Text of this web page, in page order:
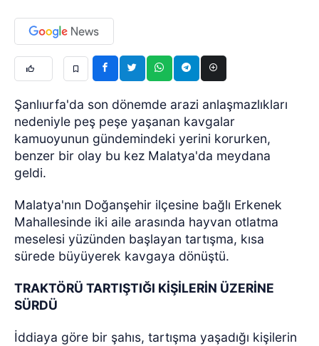
Şanlıurfa'da son dönemde arazi anlaşmazlıkları
nedeniyle peş peşe yaşanan kavgalar
kamuoyunun gündemindeki yerini korurken,
benzer bir olay bu kez Malatya'da meydana
geldi.
Malatya'nın Doğanşehir ilçesine bağlı Erkenek
Mahallesinde iki aile arasında hayvan otlatma
meselesi yüzünden başlayan tartışma, kısa
sürede büyüyerek kavgaya dönüştü.
TRAKTÖRÜ TARTIŞTIĞI KİŞİLERİN ÜZERİNE
SÜRDÜ
İddiaya göre bir şahıs, tartışma yaşadığı kişilerin